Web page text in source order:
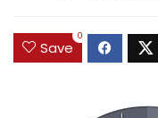
Save
0